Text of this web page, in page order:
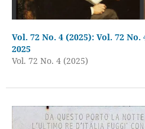
Vol. 72 No. 4 (2025): Vol. 72 No.
2025
Vol. 72 No. 4 (2025)